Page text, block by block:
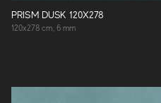
PRISM DUSK 120X278
120x278 cm, 6 mm